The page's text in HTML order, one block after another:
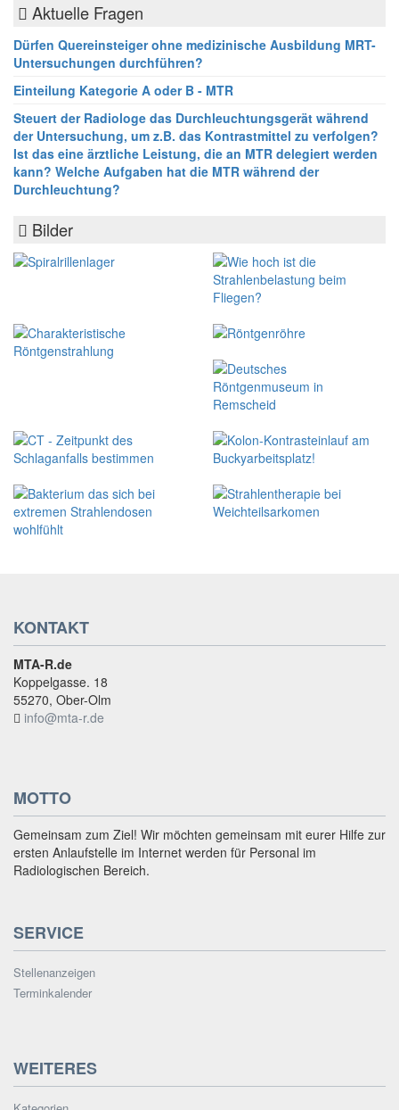
Aktuelle Fragen
Dürfen Quereinsteiger ohne medizinische Ausbildung MRT-
Untersuchungen durchführen?
Einteilung Kategorie A oder B - MTR
Steuert der Radiologe das Durchleuchtungsgerät während
der Untersuchung, um z.B. das Kontrastmittel zu verfolgen?
Ist das eine ärztliche Leistung, die an MTR delegiert werden
kann? Welche Aufgaben hat die MTR während der
Durchleuchtung?
Bilder
KONTAKT
MTA-R.de
Koppelgasse. 18
55270, Ober-Olm
info@mta-r.de
MOTTO
Gemeinsam zum Ziel! Wir möchten gemeinsam mit eurer Hilfe zur
ersten Anlaufstelle im Internet werden für Personal im
Radiologischen Bereich.
SERVICE
Stellenanzeigen
Terminkalender
WEITERES